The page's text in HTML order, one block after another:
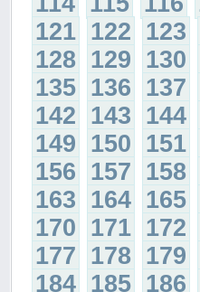
121 122 123
128 129 130
135 136 137
142 143 144
149 150 151
156 157 158
163 164 165
170 171 172
177 178 179
184 185 186